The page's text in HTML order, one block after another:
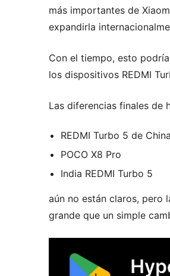
más importantes de
expandirla
Con el tiempo, esto
los dispositivos REDMI
Las diferencias finales de
REDMI Turbo 5 de China
POCO X8 Pro
India REDMI Turbo 5
aún no están claros, pero
grande que un simple